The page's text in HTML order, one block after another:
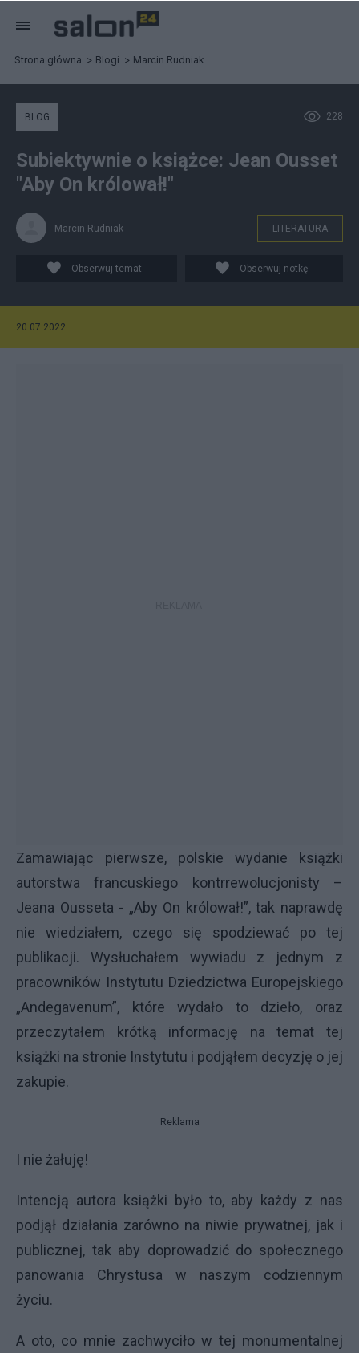
Strona główna Blogi Marcin Rudniak
228
BLOG
Subiektywnie o książce: Jean Ousset
"Aby On królował!"
Marcin Rudniak LITERATURA
Obserwuj temat Obserwuj notkę
20.07.2022
Zamawiając pierwsze, polskie wydanie książki
autorstwa francuskiego kontrrewolucjonisty –
Jeana Ousseta - „Aby On królował!”, tak naprawdę
nie wiedziałem, czego się spodziewać po tej
publikacji. Wysłuchałem wywiadu z jednym z
pracowników Instytutu Dziedzictwa Europejskiego
„Andegavenum”, które wydało to dzieło, oraz
przeczytałem krótką informację na temat tej
książki na stronie Instytutu i podjąłem decyzję o jej
zakupie.
Reklama
I nie żałuję!
Intencją autora książki było to, aby każdy z nas
podjął działania zarówno na niwie prywatnej, jak i
publicznej, tak aby doprowadzić do społecznego
panowania Chrystusa w naszym codziennym
życiu.
A oto, co mnie zachwyciło w tej monumentalnej